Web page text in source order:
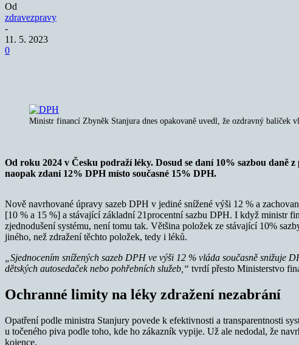
Od
zdravezpravy
-
11. 5. 2023
0
Ministr financí Zbyněk Stanjura dnes opakovaně uvedl, že ozdravný balíček
Od roku 2024 v Česku podraží léky. Dosud se daní 10% sazbou daně
naopak zdaní 12% DPH místo současné 15% DPH.
Nově navrhované úpravy sazeb DPH v jediné snížené výši 12 % a
[10 % a 15 %] a stávající základní 21procentní sazbu DPH. I když ministr
zjednodušení systému, není tomu tak. Většina položek ze stávající 10%
jiného, než zdražení těchto položek, tedy i léků.
„Sjednocením snížených sazeb DPH ve výši 12 % vláda současně
dětských autosedaček nebo pohřebních služeb,“ tvrdí přesto Ministerstvo
Ochranné limity na léky zdražení nezabrání
Opatření podle ministra Stanjury povede k efektivnosti a transparentnosti
u točeného piva podle toho, kde ho zákazník vypije. Už ale nedodal, že
kojence.